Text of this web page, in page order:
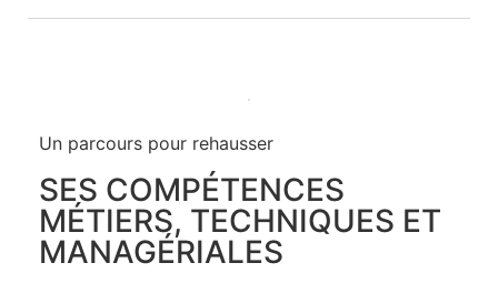
Un parcours pour rehausser
SES COMPÉTENCES
MÉTIERS, TECHNIQUES ET
MANAGÉRIALES